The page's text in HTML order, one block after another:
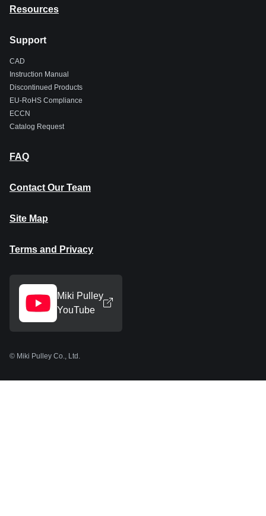
Resources
Support
CAD
Instruction Manual
Discontinued Products
EU-RoHS Compliance
ECCN
Catalog Request
FAQ
Contact Our Team
Site Map
Terms and Privacy
Miki Pulley
YouTube
© Miki Pulley Co., Ltd.